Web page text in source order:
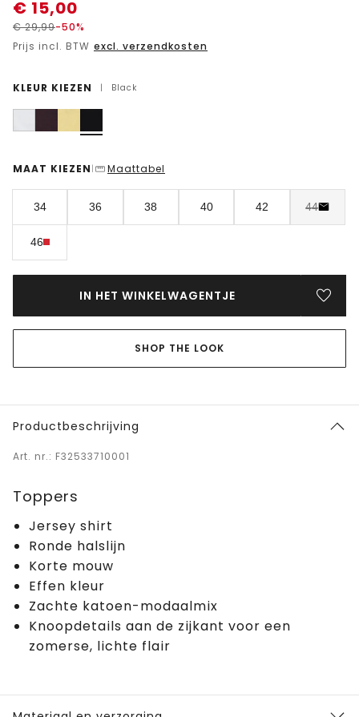
€ 15,00
€29,99-50%
Prijs incl. BTW excl. verzendkosten
KLEUR KIEZEN | Black
MAAT KIEZEN | Maattabel
34 36 38 40 42 44
46
IN HET WINKELWAGENTJE
SHOP THE LOOK
Productbeschrijving
Art. nr.: F32533710001
Toppers
Jersey shirt
Ronde halslijn
Korte mouw
Effen kleur
Zachte katoen-modaalmix
Knoopdetails aan de zijkant voor een
zomerse, lichte flair